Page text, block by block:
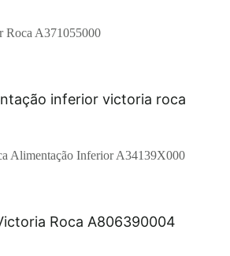
Roca A371055000
Alimentação Inferior A34139X000